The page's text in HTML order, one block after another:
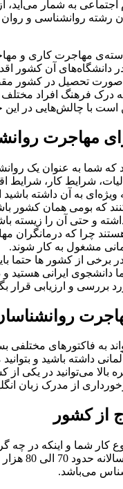
به ‌شمار می‌آید،
روانشناسی و روان
مهاجرت کاری و
دانشگاه‌های آن کشور
تحصیل در کشور
درک فرهنگ افراد
با چالش‌هایی در
مهاجرت
شما به عنوان یک
شرایط کار، شرایط
ویژه‌ای به آن داشته
که بومی همان کشور
و حتی آن را زیسته
چرا که درمانگران
مشغول به کار شوند.
از کشور ها حتما
دانشجوی ایرانی هستید
بررسی و ارزیابی قرار
به فاکتورهای مختلفی
داشته باشید و
بالا می‌توانید در یکی
برخورداری از مدرک
از کشور
کار شما و اینکه در